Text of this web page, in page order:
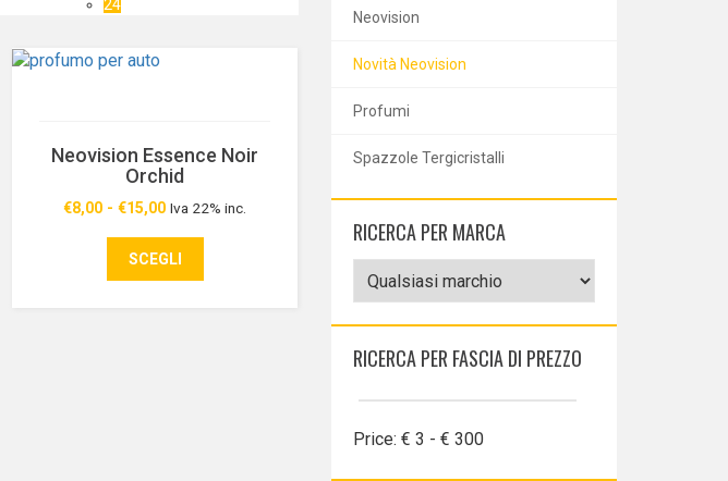
24
Neovision Essence Noir
Orchid
€8,00 - €15,00 Iva 22% inc.
SCEGLI
Neovision
Novità Neovision
Profumi
Spazzole Tergicristalli
RICERCA PER MARCA
RICERCA PER FASCIA DI PREZZO
Price: € 3 - € 300